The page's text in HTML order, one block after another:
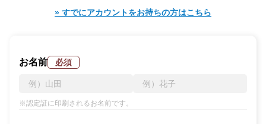
» すでにアカウントをお持ちの方はこちら
お名前 必須
※認定証に印刷されるお名前です。